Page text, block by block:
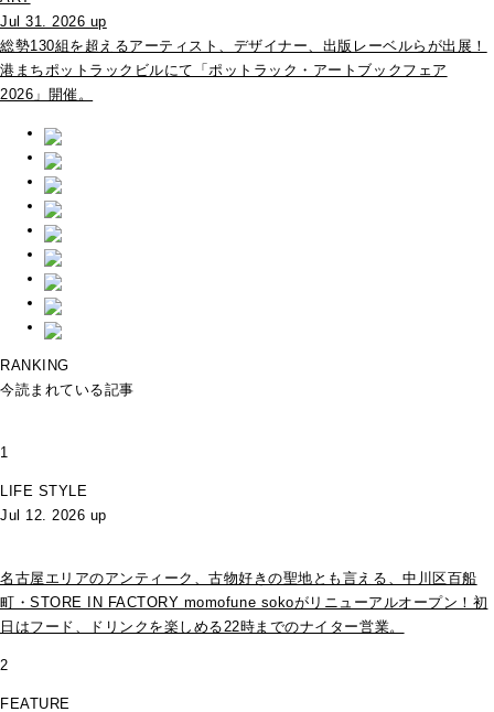
Jul 31. 2026 up
総勢130組を超えるアーティスト、デザイナー、出版レーベルらが出展！
港まちポットラックビルにて「ポットラック・アートブックフェア
2026」開催。
RANKING
今読まれている記事
1
LIFE STYLE
Jul 12. 2026 up
名古屋エリアのアンティーク、古物好きの聖地とも言える、中川区百船
町・STORE IN FACTORY momofune sokoがリニューアルオープン！初
日はフード、ドリンクを楽しめる22時までのナイター営業。
2
FEATURE